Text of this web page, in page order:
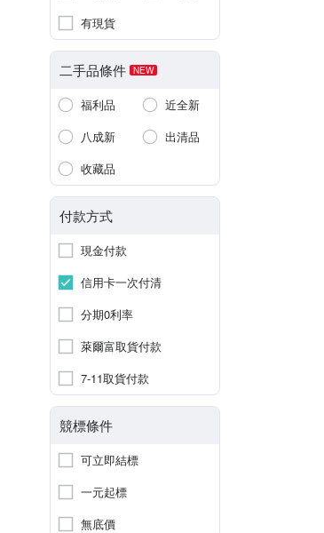
有現貨
二手品條件 NEW
福利品
近全新
八成新
出清品
收藏品
付款方式
現金付款
信用卡一次付清
分期0利率
萊爾富取貨付款
7-11取貨付款
競標條件
可立即結標
一元起標
無底價